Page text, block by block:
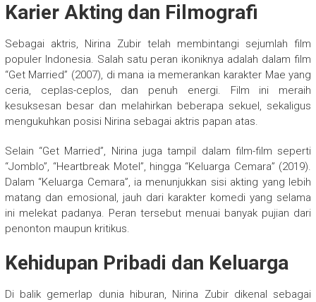
Karier Akting dan Filmografi
Sebagai aktris, Nirina Zubir telah membintangi sejumlah film
populer Indonesia. Salah satu peran ikoniknya adalah dalam film
“Get Married” (2007), di mana ia memerankan karakter Mae yang
ceria, ceplas-ceplos, dan penuh energi. Film ini meraih
kesuksesan besar dan melahirkan beberapa sekuel, sekaligus
mengukuhkan posisi Nirina sebagai aktris papan atas.
Selain “Get Married”, Nirina juga tampil dalam film-film seperti
“Jomblo”, “Heartbreak Motel”, hingga “Keluarga Cemara” (2019).
Dalam “Keluarga Cemara”, ia menunjukkan sisi akting yang lebih
matang dan emosional, jauh dari karakter komedi yang selama
ini melekat padanya. Peran tersebut menuai banyak pujian dari
penonton maupun kritikus.
Kehidupan Pribadi dan Keluarga
Di balik gemerlap dunia hiburan, Nirina Zubir dikenal sebagai